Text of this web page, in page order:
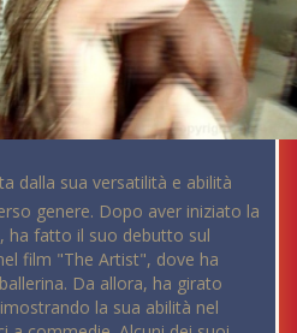
dalla sua versatilità e abilità
genere. Dopo aver iniziato la
ha fatto il suo debutto sul
film "The Artist", dove ha
Da allora, ha girato
la sua abilità nel